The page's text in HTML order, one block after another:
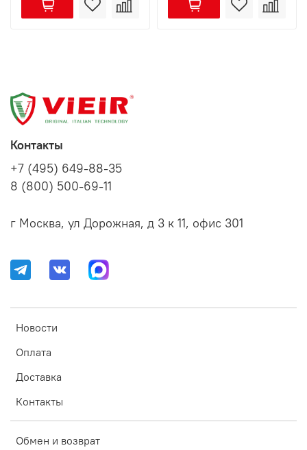
Новости
Оплата
Доставка
Контакты
Обмен и возврат
Контакты
+7 (495) 649-88-35
8 (800) 500-69-11
г Москва, ул Дорожная, д 3 к 11, офис 301